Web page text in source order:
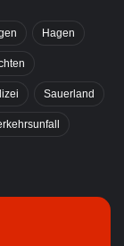
Hagen
Sauerland